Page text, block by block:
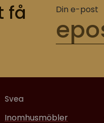
få
Din e-post
Svea
Inomhusmöbler